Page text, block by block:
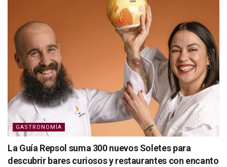
GASTRONOMÍA
La Guía Repsol suma 300 nuevos Soletes para
descubrir bares curiosos y restaurantes con encanto